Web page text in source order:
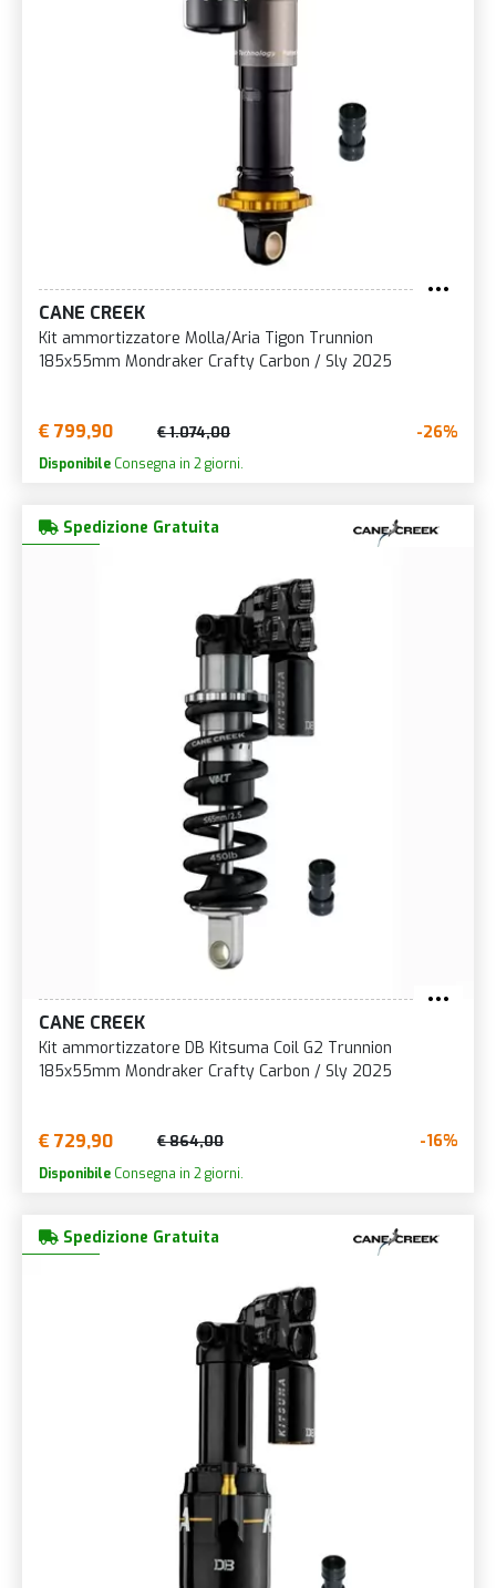
CANE CREEK
Kit ammortizzatore Molla/Aria Tigon Trunnion
185x55mm Mondraker Crafty Carbon / Sly 2025
€ 799,90 € 1.074,00 -26%
Disponibile Consegna in 2 giorni.
Spedizione Gratuita
CANE CREEK
Kit ammortizzatore DB Kitsuma Coil G2 Trunnion
185x55mm Mondraker Crafty Carbon / Sly 2025
€ 729,90 € 864,00 -16%
Disponibile Consegna in 2 giorni.
Spedizione Gratuita